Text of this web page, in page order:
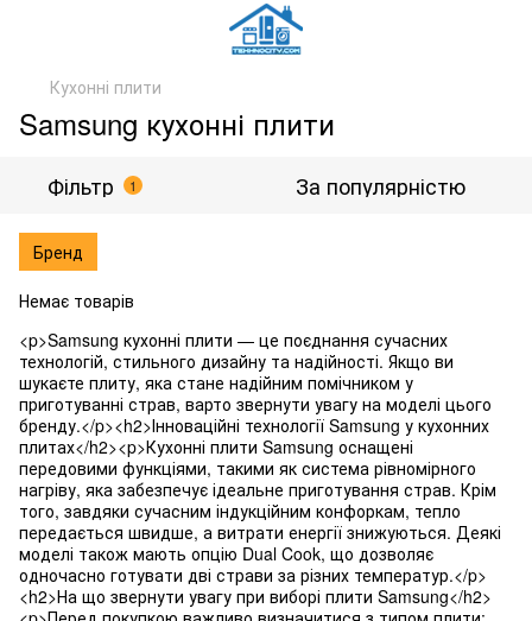
Кухонні плити
Samsung кухонні плити
Фільтр 1 За популярністю
Бренд
Немає товарів
<p>Samsung кухонні плити — це поєднання сучасних
технологій, стильного дизайну та надійності. Якщо ви
шукаєте плиту, яка стане надійним помічником у
приготуванні страв, варто звернути увагу на моделі цього
бренду.</p><h2>Інноваційні технології Samsung у кухонних
плитах</h2><p>Кухонні плити Samsung оснащені
передовими функціями, такими як система рівномірного
нагріву, яка забезпечує ідеальне приготування страв. Крім
того, завдяки сучасним індукційним конфоркам, тепло
передається швидше, а витрати енергії знижуються. Деякі
моделі також мають опцію Dual Cook, що дозволяє
одночасно готувати дві страви за різних температур.</p>
<h2>На що звернути увагу при виборі плити Samsung</h2>